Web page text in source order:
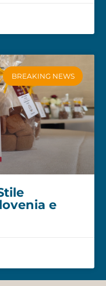
BREAKING NEWS
e